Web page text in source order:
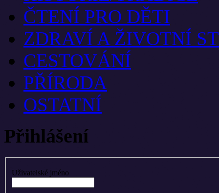
ČTENÍ PRO DĚTI
ZDRAVÍ A ŽIVOTNÍ
CESTOVÁNÍ
PŘÍRODA
OSTATNÍ
Přihlášení
Uživatelské jméno